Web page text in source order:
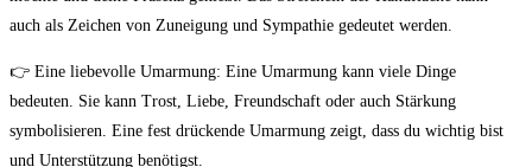
auch als Zeichen von Zuneigung und Sympathie gedeutet werden.
👉 Eine liebevolle Umarmung: Eine Umarmung kann viele Dinge
bedeuten. Sie kann Trost, Liebe, Freundschaft oder auch Stärkung
symbolisieren. Eine fest drückende Umarmung zeigt, dass du wichtig bist
und Unterstützung benötigst.